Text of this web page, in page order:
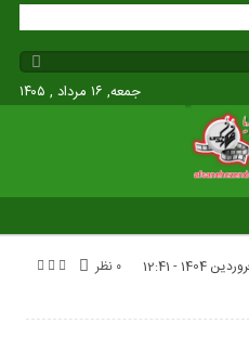
جمعه, ۱۶ مرداد , ۱۴۰۵
۰ نظر